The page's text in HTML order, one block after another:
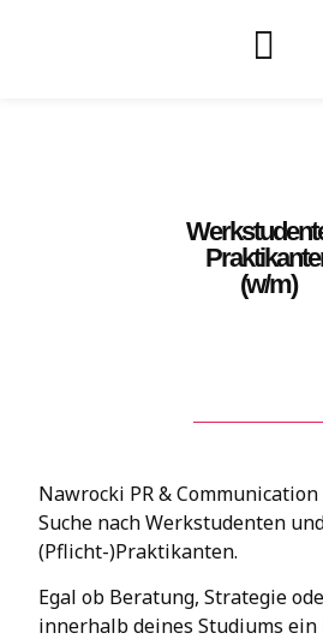
(w/m)
Nawrocki PR &
Suche nach Werkstudenten
(Pflicht-)Praktikanten.
Egal ob Beratung, Strategie
innerhalb deines Studiums